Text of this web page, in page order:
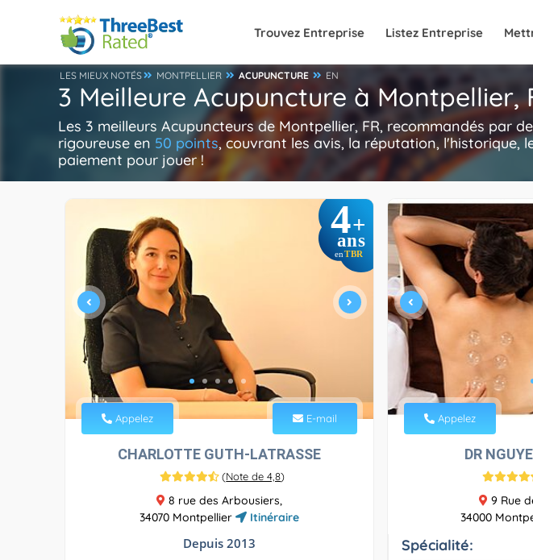
Trouvez Entreprise Listez Entreprise
LES MIEUX NOTÉS MONTPELLIER ACUPUNCTURE EN
3 Meilleure Acupuncture à Montpellier,
Les 3 meilleurs Acupuncteurs de Montpellier, FR, recommandés par
rigoureuse en 50 points, couvrant les avis, la réputation, l'historique,
paiement pour jouer !
4+
ans
enTBR
Appelez E-mail
CHARLOTTE GUTH-LATRASSE
(Note de 4,8)
8 rue des Arbousiers,
34070 Montpellier
Itinéraire
Depuis 2013
Appelez
DR
9 Rue
34000
Spécialité: